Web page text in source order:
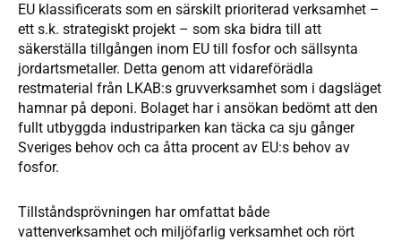
EU klassificerats som en särskilt prioriterad verksamhet –
ett s.k. strategiskt projekt – som ska bidra till att
säkerställa tillgången inom EU till fosfor och sällsynta
jordartsmetaller. Detta genom att vidareförädla
restmaterial från LKAB:s gruvverksamhet som i dagsläget
hamnar på deponi. Bolaget har i ansökan bedömt att den
fullt utbyggda industriparken kan täcka ca sju gånger
Sveriges behov och ca åtta procent av EU:s behov av
fosfor.
Tillståndsprövningen har omfattat både
vattenverksamhet och miljöfarlig verksamhet och rört